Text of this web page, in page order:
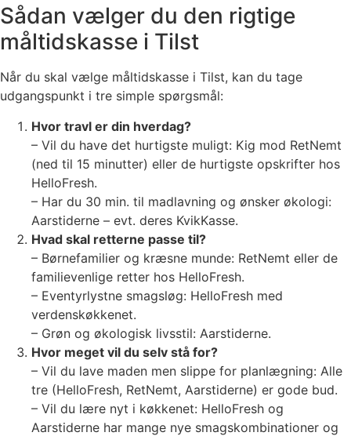
Sådan vælger du den rigtige
måltidskasse i Tilst
Når du skal vælge måltidskasse i Tilst, kan du tage
udgangspunkt i tre simple spørgsmål:
Hvor travl er din hverdag?
– Vil du have det hurtigste muligt: Kig mod RetNemt
(ned til 15 minutter) eller de hurtigste opskrifter hos
HelloFresh.
– Har du 30 min. til madlavning og ønsker økologi:
Aarstiderne – evt. deres KvikKasse.
Hvad skal retterne passe til?
– Børnefamilier og kræsne munde: RetNemt eller de
familievenlige retter hos HelloFresh.
– Eventyrlystne smagsløg: HelloFresh med
verdenskøkkenet.
– Grøn og økologisk livsstil: Aarstiderne.
Hvor meget vil du selv stå for?
– Vil du lave maden men slippe for planlægning: Alle
tre (HelloFresh, RetNemt, Aarstiderne) er gode bud.
– Vil du lære nyt i køkkenet: HelloFresh og
Aarstiderne har mange nye smagskombinationer og